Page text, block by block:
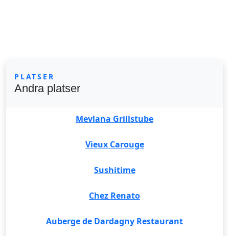
PLATSER
Andra platser
Mevlana Grillstube
Vieux Carouge
Sushitime
Chez Renato
Auberge de Dardagny Restaurant